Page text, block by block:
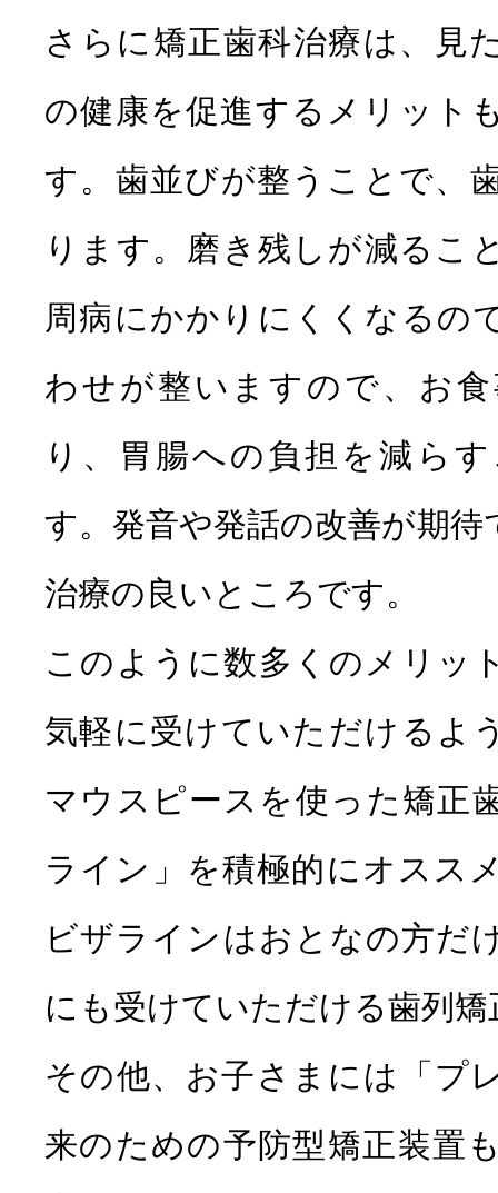
さらに矯正歯科治療は、見
の健康を促進するメリット
す。歯並びが整うことで、
ります。磨き残しが減るこ
周病にかかりにくくなるの
わせが整いますので、お
り、胃腸への負担を減ら
す。発音や発話の改善が期
治療の良いところです。
このように数多くのメリッ
気軽に受けていただけるよ
マウスピースを使った矯正
ライン」を積極的にオスス
ビザラインはおとなの方だ
にも受けていただける歯列
その他、お子さまには「プ
来のための予防型矯正装置